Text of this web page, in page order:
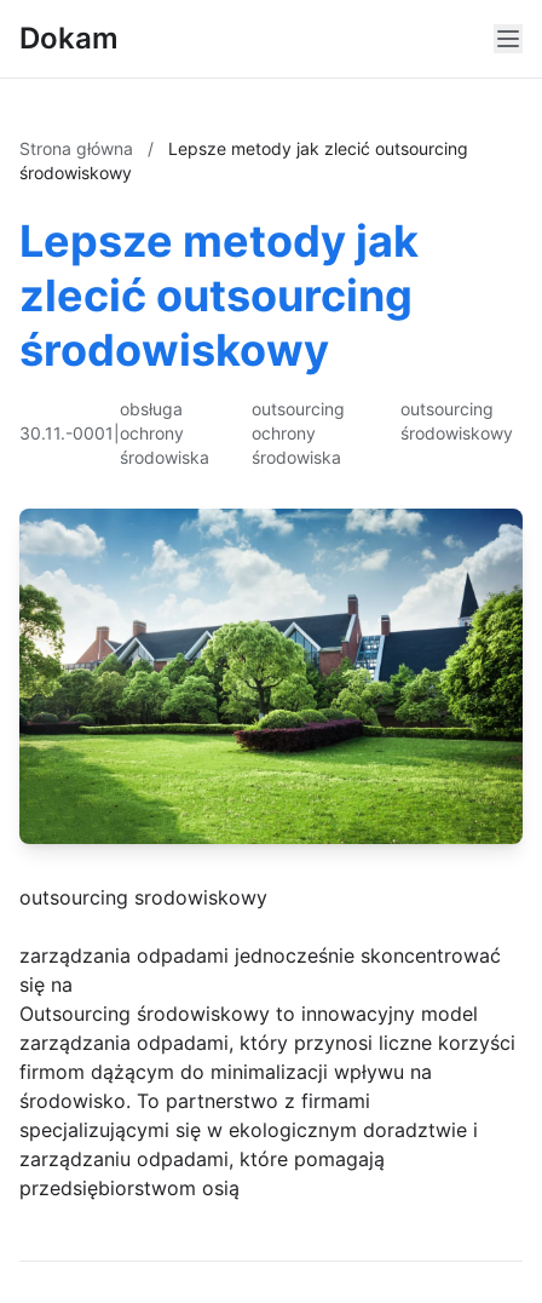
Dokam
Strona główna /
Lepsze metody jak zlecić outsourcing
środowiskowy
Lepsze metody jak
zlecić outsourcing
środowiskowy
30.11.-0001
obsługa
ochrony
środowiska
outsourcing
ochrony
środowiska
outsourcing
środowiskowy
outsourcing srodowiskowy
zarządzania odpadami jednocześnie skoncentrować
się na
Outsourcing środowiskowy to innowacyjny model
zarządzania odpadami, który przynosi liczne korzyści
firmom dążącym do minimalizacji wpływu na
środowisko. To partnerstwo z firmami
specjalizującymi się w ekologicznym doradztwie i
zarządzaniu odpadami, które pomagają
przedsiębiorstwom osią